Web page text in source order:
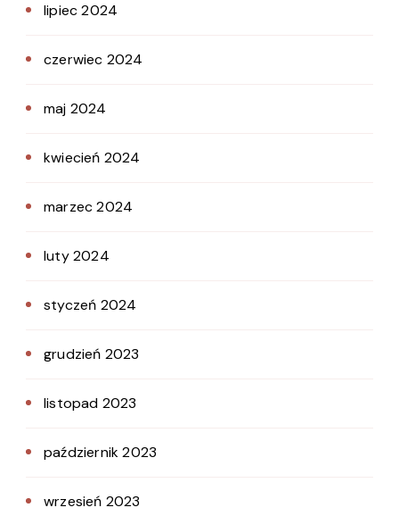
lipiec 2024
czerwiec 2024
maj 2024
kwiecień 2024
marzec 2024
luty 2024
styczeń 2024
grudzień 2023
listopad 2023
październik 2023
wrzesień 2023